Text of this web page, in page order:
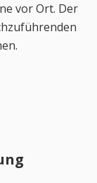
vor Ort. Der